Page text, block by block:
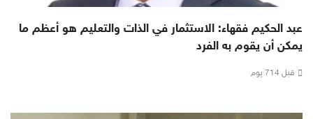
عبد الحكيم فقهاء: الاستثمار في الذات والتعليم هو أعظم ما
يمكن أن يقوم به الفرد
قبل 714 يوم